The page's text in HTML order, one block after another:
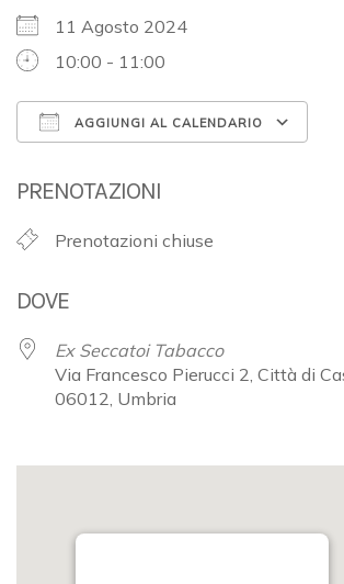
11 Agosto 2024
10:00 - 11:00
AGGIUNGI AL CALENDARIO
PRENOTAZIONI
Prenotazioni chiuse
DOVE
Ex Seccatoi Tabacco
Via Francesco Pierucci 2, Città di
06012, Umbria